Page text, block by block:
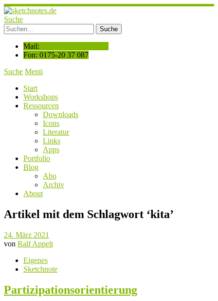
Suche
Mail:
Fon: 0175-20 37 087
Suche Menü
Start
Workshops
Ressourcen
Downloads
Icons
Literatur
Links
Apps
Portfolio
Blog
Abo
Archiv
About
Artikel mit dem Schlagwort ‘kita’
24. März 2021
von Ralf Appelt
Eigenes
Sketchnote
Partizipationsorientierung